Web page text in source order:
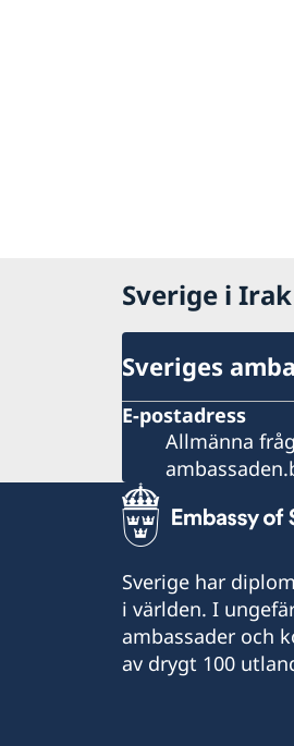
Sverige i Irak
Sveriges
E-postadress
Allmänna
Sverige har
i världen. I
ambassader och
av drygt 100